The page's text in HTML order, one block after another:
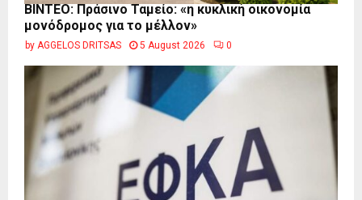
BINTEO: Πράσινο Ταμείο: «η κυκλική οικονομία
μονόδρομος για το μέλλον»
by AGGELOS DRITSAS 5 August 2026 0